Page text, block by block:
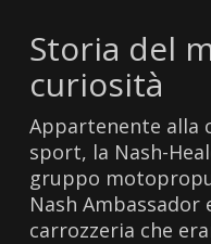
Storia del
curiosità
Appartenente alla
sport, la Nash-
gruppo
Nash Ambassador
carrozzeria che